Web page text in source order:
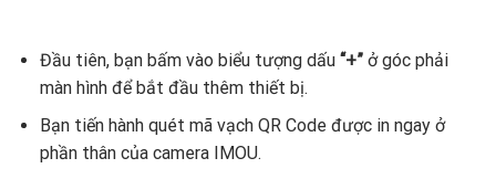
Đầu tiên, bạn bấm vào biểu tượng dấu “+”ở góc phải
màn hình để bắt đầu thêm thiết bị.
Bạn tiến hành quét mã vạch QR Code được in ngay ở
phần thân của camera IMOU.